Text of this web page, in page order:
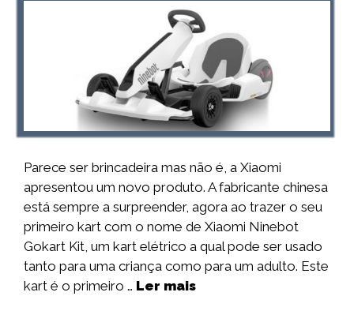
Parece ser brincadeira mas não é, a Xiaomi
apresentou um novo produto. A fabricante chinesa
está sempre a surpreender, agora ao trazer o seu
primeiro kart com o nome de Xiaomi Ninebot
Gokart Kit, um kart elétrico a qual pode ser usado
tanto para uma criança como para um adulto. Este
kart é o primeiro … Ler mais